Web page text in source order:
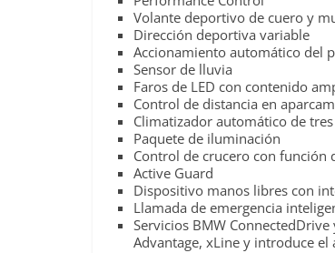
Volante deportivo de cuero y
Dirección deportiva variable
Accionamiento automático del
Sensor de lluvia
Faros de LED con contenido
Control de distancia en
Climatizador automático de
Paquete de iluminación
Control de crucero con función
Active Guard
Dispositivo manos libres con
Llamada de emergencia
Servicios BMW
Advantage, xLine y introduce el